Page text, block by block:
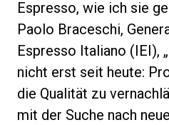
Espresso, wie ich sie
Paolo Braceschi,
Espresso Italiano (IEI),
nicht erst seit heute:
die Qualität zu
mit der Suche nach